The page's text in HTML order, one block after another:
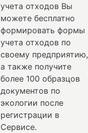
учета отходов Вы
можете бесплатно
формировать формы
учета отходов по
своему предприятию,
а также получите
более 100 образцов
документов по
экологии после
регистрации в
Сервисе.